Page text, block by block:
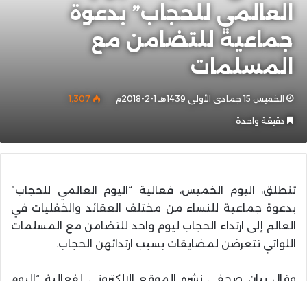
العالمي للحجاب” بدعوة
جماعية للتضامن مع
المسلمات
الخميس 15 جمادى الأولى 1439هـ 1-2-2018م 1٬307
دقيقة واحدة
تنطلق، اليوم الخميس، فعالية “اليوم العالمي للحجاب”
بدعوة جماعية للنساء من مختلف العقائد والخفليات في
العالم إلى ارتداء الحجاب ليوم واحد للتضامن مع المسلمات
اللواتي تتعرضن لمضايقات بسبب ارتدائهن الحجاب.